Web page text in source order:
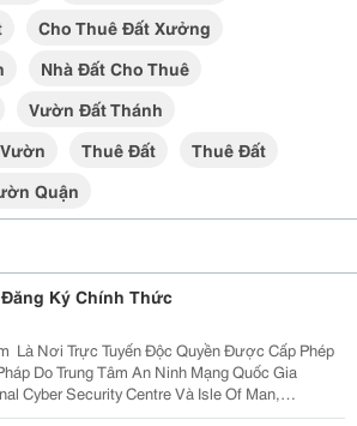
Cho Thuê Đất Xưởng
Nhà Đất Cho Thuê
Vườn Đất Thánh
Thuê Đất
Thuê Đất
Quận
Ký Chính Thức
Là Nơi Trực Tuyến Độc Quyền Được Cấp Phép
Do Trung Tâm An Ninh Mạng Quốc Gia
Cyber Security Centre Và Isle Of Man,
Pagcor Cấp Phép. Những Giấy Phép Khẳng